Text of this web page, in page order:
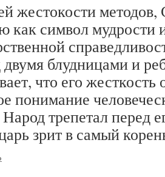
жестокости
как символ мудрости
двумя блудницами и
что его жесткость
понимание
Народ трепетал перед
зрит в самый